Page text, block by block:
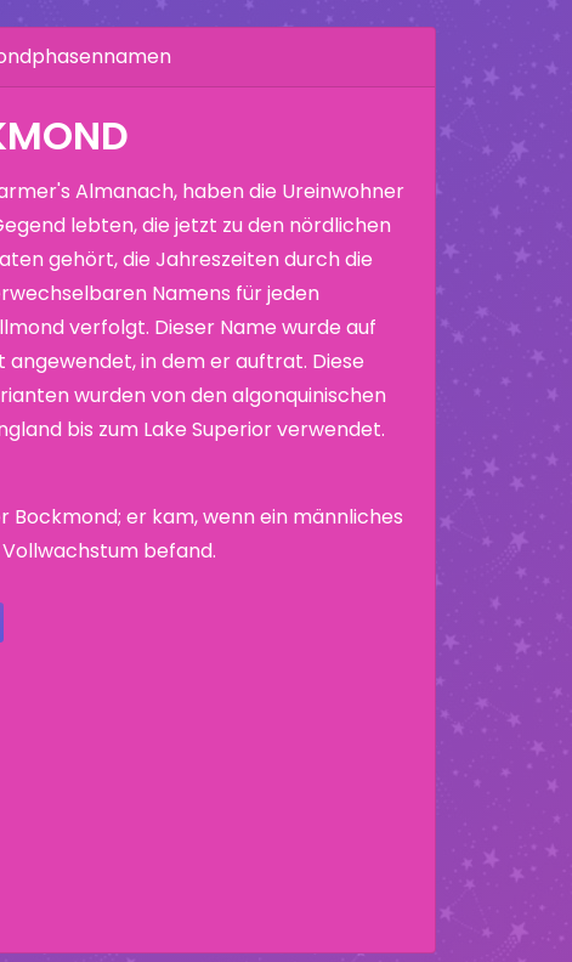
Almanach, haben die Ureinwohner
lebten, die jetzt zu den nördlichen
gehört, die Jahreszeiten durch die
Namens für jeden
verfolgt. Dieser Name wurde auf
in dem er auftrat. Diese
wurden von den algonquinischen
bis zum Lake Superior verwendet.
Bockmond; er kam, wenn ein männliches
befand.